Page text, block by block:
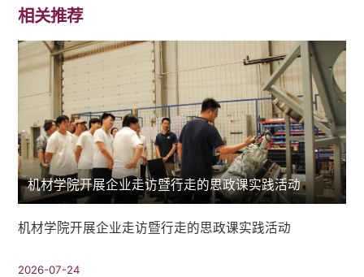
相关推荐
机材学院开展企业走访暨行走的思政课实践活动
机材学院开展企业走访暨行走的思政课实践活动
2026-07-24